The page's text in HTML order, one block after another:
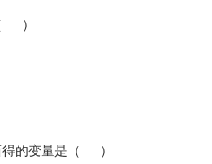
）
得的变量是（ ）